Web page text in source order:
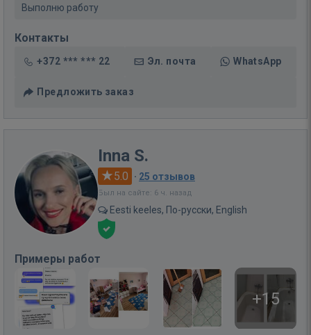
Выполню работу
Контакты
+372 *** *** 22 Эл. почта WhatsApp
Предложить заказ
Inna S.
5.0 · 25 отзывов
Был на сайте: 6 ч. назад
Eesti keeles, По-русски, English
Примеры работ
+15